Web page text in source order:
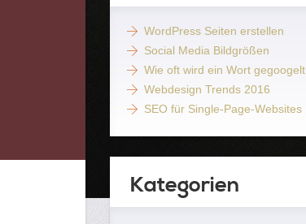
WordPress Seiten erstellen
Social Media Bildgrößen
Wie oft wird ein Wort gegoogelt
Webdesign Trends 2016
SEO für Single-Page-Websites
Kategorien